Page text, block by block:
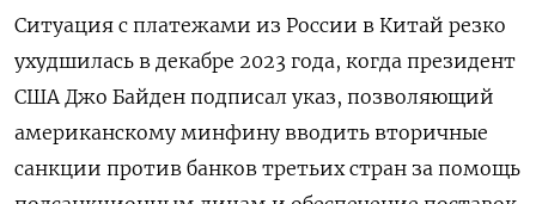
Ситуация с платежами из России в Китай резко
ухудшилась в декабре 2023 года, когда президент
США Джо Байден подписал указ, позволяющий
американскому минфину вводить вторичные
санкции против банков третьих стран за помощь